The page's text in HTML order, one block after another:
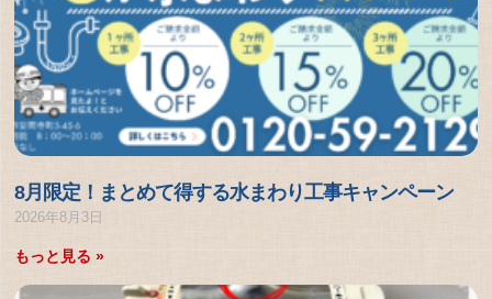
8月限定！まとめて得する水まわり工事キャンペーン
2026年8月3日
もっと見る »